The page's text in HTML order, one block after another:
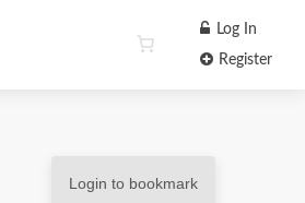
Log In
Register
Login to bookmark